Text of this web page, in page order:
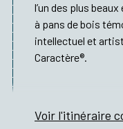
l’un des plus
à pans de bois
intellectuel et
Caractère®.
Voir l'itinéraire